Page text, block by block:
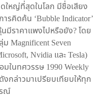
ใหญ่ที่สุดในโลก มีชื่อเสียง
รคิดค้น ‘Bubble Indicator’
มีราคาแพงไปหรือยัง? โดย
Magnificent Seven
Nvidia และ Tesla)
ในทศวรรษ 1990 Weekly
กล่าวมาเปรียบเทียบให้ทุก
ณ์